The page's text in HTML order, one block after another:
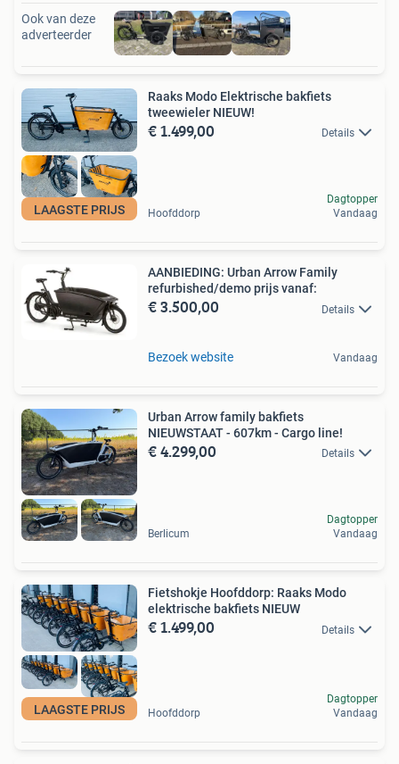
Ook van deze
adverteerder
LAAGSTE PRIJS
Raaks Modo Elektrische bakfiets
tweewieler NIEUW!
€ 1.499,00 Details
Hoofddorp
Dagtopper
Vandaag
AANBIEDING: Urban Arrow Family
refurbished/demo prijs vanaf:
€ 3.500,00 Details
Bezoek website Vandaag
Urban Arrow family bakfiets
NIEUWSTAAT - 607km - Cargo line!
€ 4.299,00 Details
Berlicum
Dagtopper
Vandaag
LAAGSTE PRIJS
Fietshokje Hoofddorp: Raaks Modo
elektrische bakfiets NIEUW
€ 1.499,00 Details
Hoofddorp
Dagtopper
Vandaag